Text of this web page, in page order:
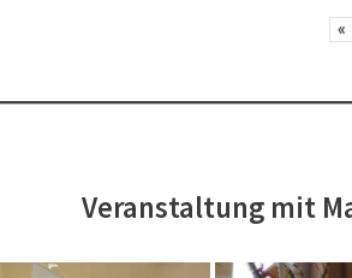
«
Veranstaltung mit